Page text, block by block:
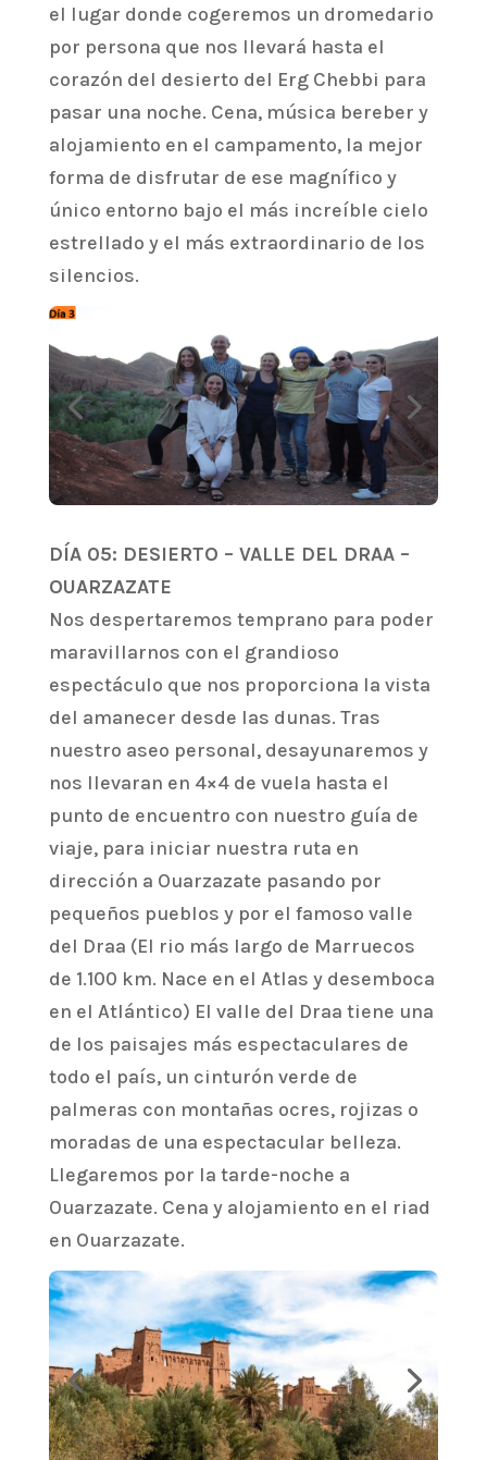
el lugar donde cogeremos un dromedario
por persona que nos llevará hasta el
corazón del desierto del Erg Chebbi para
pasar una noche. Cena, música bereber y
alojamiento en el campamento, la mejor
forma de disfrutar de ese magnífico y
único entorno bajo el más increíble cielo
estrellado y el más extraordinario de los
silencios.
DÍA 05: DESIERTO – VALLE DEL DRAA –
OUARZAZATE
Nos despertaremos temprano para poder
maravillarnos con el grandioso
espectáculo que nos proporciona la vista
del amanecer desde las dunas. Tras
nuestro aseo personal, desayunaremos y
nos llevaran en 4×4 de vuela hasta el
punto de encuentro con nuestro guía de
viaje, para iniciar nuestra ruta en
dirección a Ouarzazate pasando por
pequeños pueblos y por el famoso valle
del Draa (El rio más largo de Marruecos
de 1.100 km. Nace en el Atlas y desemboca
en el Atlántico) El valle del Draa tiene una
de los paisajes más espectaculares de
todo el país, un cinturón verde de
palmeras con montañas ocres, rojizas o
moradas de una espectacular belleza.
Llegaremos por la tarde-noche a
Ouarzazate. Cena y alojamiento en el riad
en Ouarzazate.